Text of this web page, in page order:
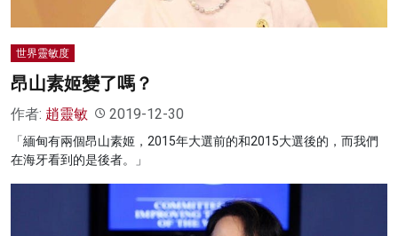
世界靈敏度
昂山素姬變了嗎？
作者: 趙靈敏 2019-12-30
「緬甸有兩個昂山素姬，2015年大選前的和2015大選後的，而我們
在海牙看到的是後者。」